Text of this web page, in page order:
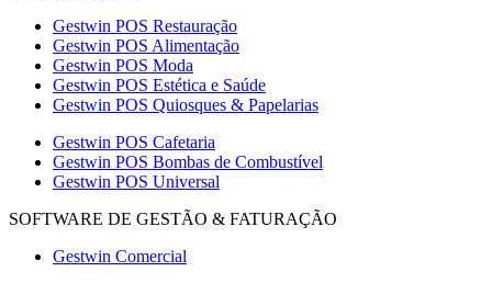
Gestwin POS Restauração
Gestwin POS Alimentação
Gestwin POS Moda
Gestwin POS Estética e Saúde
Gestwin POS Quiosques & Papelarias
Gestwin POS Cafetaria
Gestwin POS Bombas de Combustível
Gestwin POS Universal
SOFTWARE DE GESTÃO & FATURAÇÃO
Gestwin Comercial